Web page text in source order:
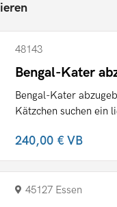
48143
Bengal-Kater
Bengal-Kater
Kätzchen suchen ein
240,00 €VB
45127 Essen